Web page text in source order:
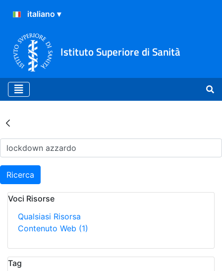
Istituto Superiore di Sanità
Risultati della Ricerca -
Ricerca
Voci Risorse
Qualsiasi Risorsa
Contenuto Web (1)
Tag